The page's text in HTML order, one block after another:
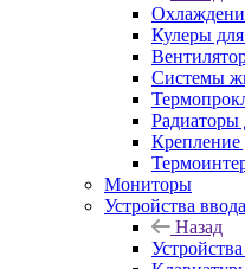
Кулеры
Системы
Радиаторы
Крепление
Мониторы
Устройства ввода
Назад